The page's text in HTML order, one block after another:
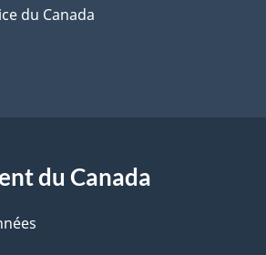
du Canada
du Canada